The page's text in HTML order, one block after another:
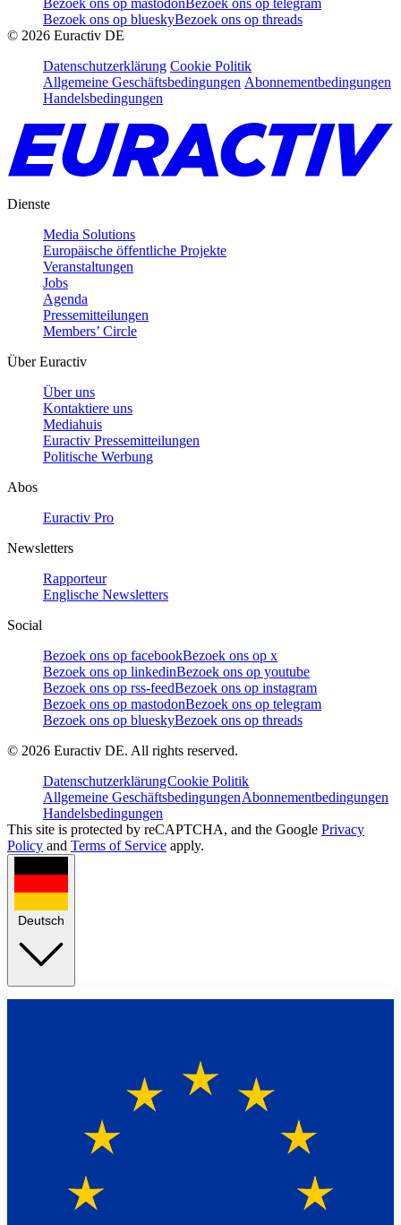
Bezoek ons op mastodon Bezoek ons op telegram
Bezoek ons op blueskyBezoek ons op threads
© 2026 Euractiv DE
Datenschutzerklärung Cookie Politik
Allgemeine Geschäftsbedingungen Abonnementbedingungen
Handelsbedingungen
Dienste
Media Solutions
Europäische öffentliche Projekte
Veranstaltungen
Jobs
Agenda
Pressemitteilungen
Members’ Circle
Über Euractiv
Über uns
Kontaktiere uns
Mediahuis
Euractiv Pressemitteilungen
Politische Werbung
Abos
Euractiv Pro
Newsletters
Rapporteur
Englische Newsletters
Social
Bezoek ons op facebookBezoek ons op x
Bezoek ons op linkedinBezoek ons op youtube
Bezoek ons op rss-feedBezoek ons op instagram
Bezoek ons op mastodonBezoek ons op telegram
Bezoek ons op blueskyBezoek ons op threads
© 2026 Euractiv DE. All rights reserved.
DatenschutzerklärungCookie Politik
Allgemeine GeschäftsbedingungenAbonnementbedingungen
Handelsbedingungen
This site is protected by reCAPTCHA, and the Google Privacy
Policy and Terms of Service apply.
Deutsch